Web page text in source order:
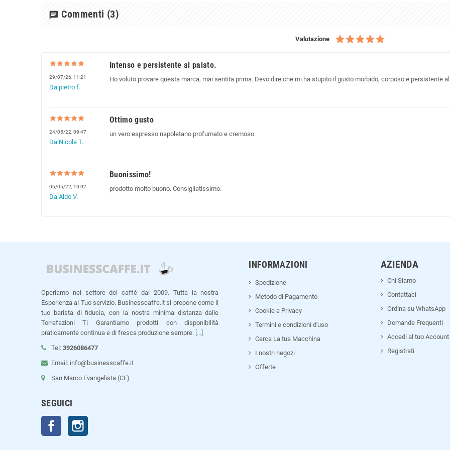
chat Commenti (3)
Valutazione
29/07/26, 11:21
Da pietro f.
Intenso e persistente al palato.
Ho voluto provare questa marca, mai sentita prima. Devo dire che mi ha stupito il gusto morbido, corposo e persistente
24/05/22, 09:47
Da Nicola T.
Ottimo gusto
un vero espresso napoletano profumato e cremoso.
06/05/22, 10:02
Da Aldo V.
Buonissimo!
prodotto molto buono. Consigliatissimo.
Operiamo nel settore del caffè dal 2009. Tutta la nostra
Esperienza al Tuo servizio. Businesscaffe.it si propone come il
tuo barista di fiducia, con la nostra minima distanza dalle
Torrefazioni Ti Garantiamo prodotti con disponibilità
praticamente continua e di fresca produzione sempre. [...]
Tel: 3926086477
Email: info@businesscaffe.it
San Marco Evangelista (CE)
SEGUICI
Facebook
INFORMAZIONI
Spedizione
Metodo di Pagamento
Cookie e Privacy
Termini e condizioni d'uso
Cerca La tua Macchina
I nostri negozi
Offerte
AZIENDA
Chi Siamo
Contattaci
Ordina su WhatsApp
Domande Frequenti
Accedi al tuo Account
Registrati